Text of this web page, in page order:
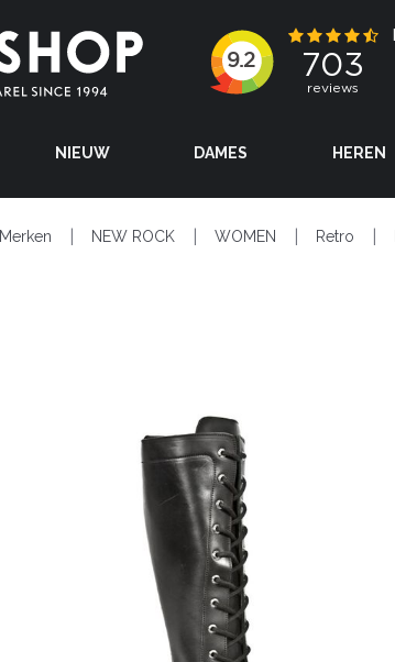
NIEUW DAMES HEREN
Merken NEW ROCK WOMEN Retro